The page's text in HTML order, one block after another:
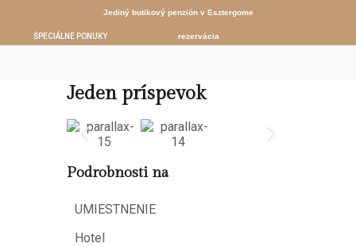
Jediný butikový penzión v Esztergome
ŠPECIÁLNE PONUKY rezervácia
Jeden príspevok
Podrobnosti na
UMIESTNENIE
Hotel